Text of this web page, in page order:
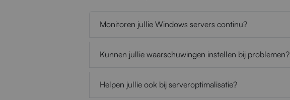
Monitoren jullie Windows servers continu?
Kunnen jullie waarschuwingen instellen bij problemen?
Helpen jullie ook bij serveroptimalisatie?